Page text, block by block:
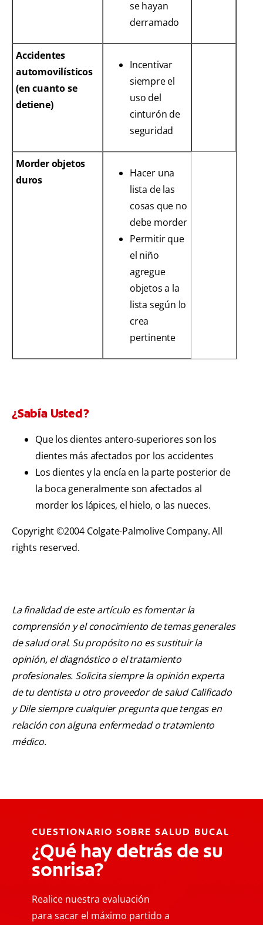
se hayan
derramado
Accidentes
automovilísticos
(en cuanto se
detiene)
Incentivar
siempre el
uso del
cinturón de
seguridad
Morder objetos
duros
Hacer una
lista de las
cosas que no
debe morder
Permitir que
el niño
agregue
objetos a la
lista según lo
crea
pertinente
¿Sabía Usted?
Que los dientes antero-superiores son los
dientes más afectados por los accidentes
Los dientes y la encía en la parte posterior de
la boca generalmente son afectados al
morder los lápices, el hielo, o las nueces.
Copyright ©2004 Colgate-Palmolive Company. All
rights reserved.
La finalidad de este artículo es fomentar la
comprensión y el conocimiento de temas generales
de salud oral. Su propósito no es sustituir la
opinión, el diagnóstico o el tratamiento
profesionales. Solicita siempre la opinión experta
de tu dentista u otro proveedor de salud Calificado
y Dile siempre cualquier pregunta que tengas en
relación con alguna enfermedad o tratamiento
médico.
CUESTIONARIO SOBRE SALUD BUCAL
¿Qué hay detrás de su
sonrisa?
Realice nuestra evaluación
para sacar el máximo partido a